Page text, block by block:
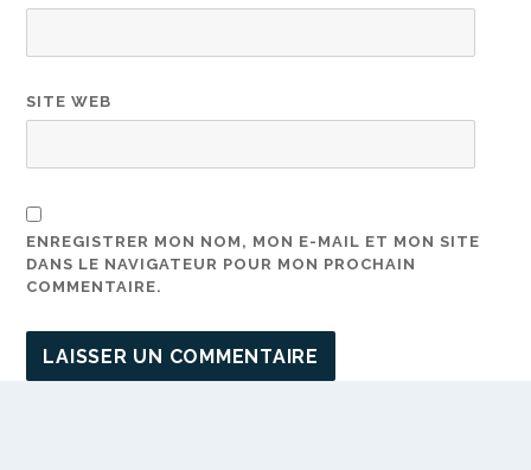
SITE WEB
ENREGISTRER MON NOM, MON E-MAIL ET MON SITE
DANS LE NAVIGATEUR POUR MON PROCHAIN
COMMENTAIRE.